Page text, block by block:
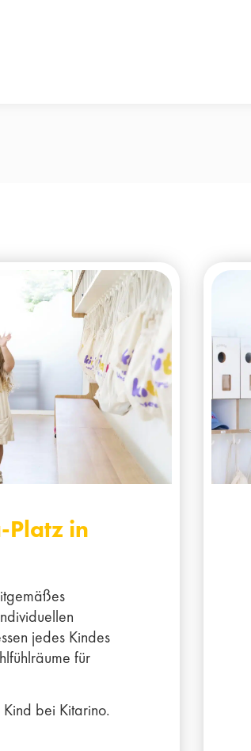
Platz in
jedes Kindes
für
bei Kitarino.